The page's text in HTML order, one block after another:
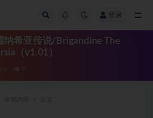
登录
纳希亚传说/Brigandine The
（v1.01）
0 9